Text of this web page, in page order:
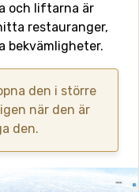
och liftarna är
restauranger,
bekvämligheter.
den i större
när den är
den.